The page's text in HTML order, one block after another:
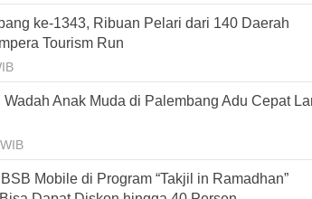
ke-1343, Ribuan Pelari dari 140 Daerah
Tourism Run
Anak Muda di Palembang Adu Cepat
Mobile di Program “Takjil in Ramadhan”